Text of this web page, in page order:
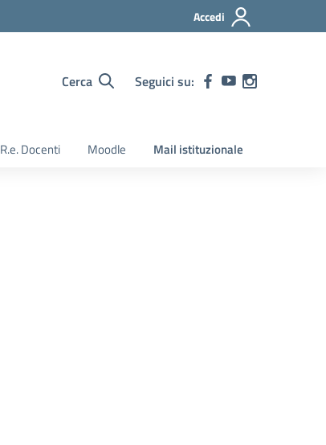
Accedi
Cerca Seguici su:
R.e. Docenti Moodle Mail istituzionale